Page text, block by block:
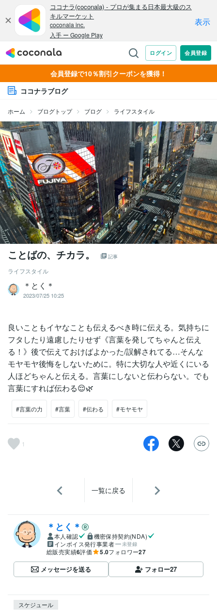
会員登録で10％割引クーポンを獲得！
ココナラブログ
ホーム ブログトップ ブログ ライフスタイル
ことばの、チカラ。 記事
ライフスタイル
＊とく＊
2023/07/25 10:25
良いこともイヤなことも伝えるべき時に伝える。気持ちに
フタしたり遠慮したりせず《言葉を発してちゃんと伝え
る！》後で伝えておけばよかった/誤解されてる…そんな
モヤモヤ後悔をしないために。特に大切な人や近くにいる
人ほどちゃんと伝える。言葉にしないと伝わらない。でも
言葉にすれば伝わる😌🌿
#言葉の力 #言葉 #伝わる #モヤモヤ
1
一覧に戻る
＊とく＊
本人確認
機密保持契約(NDA)
インボイス発行事業者
未登録
総販売実績6評価 5.0フォロワー27
メッセージを送る フォロー27
スケジュール